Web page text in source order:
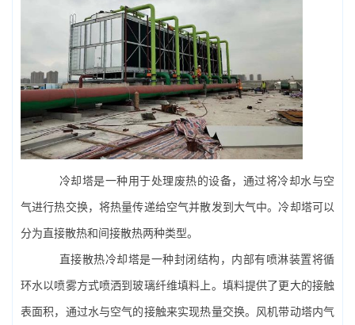
冷却塔是一种用于处理废热的设备，通过将冷却水与空
气进行热交换，将热量传递给空气并散发到大气中。冷却塔可以
分为直接散热和间接散热两种类型。
直接散热冷却塔是一种封闭结构，内部有喷淋装置将循
环水以喷雾方式喷洒到玻璃纤维填料上。填料提供了更大的接触
表面积，通过水与空气的接触来实现热量交换。风机带动塔内气